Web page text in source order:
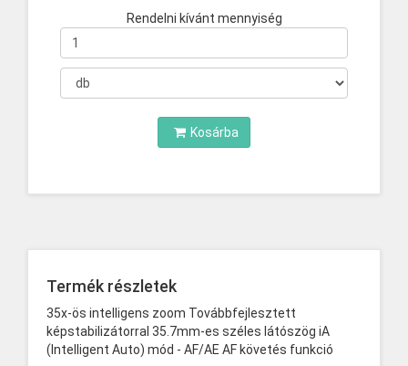
Rendelni kívánt mennyiség
Kosárba
Termék részletek
35x-ös intelligens zoom Továbbfejlesztett
képstabilizátorral 35.7mm-es széles látószög iA
(Intelligent Auto) mód - AF/AE AF követés funkció